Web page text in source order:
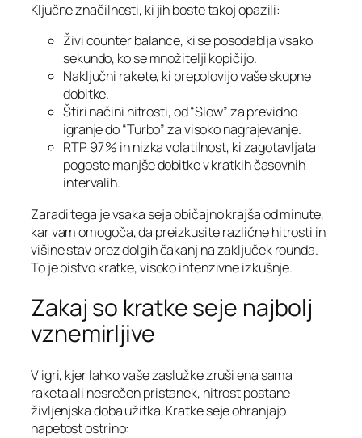
Ključne značilnosti, ki jih boste takoj opazili:
Živi counter balance, ki se posodablja vsako
sekundo, ko se množitelji kopičijo.
Naključni rakete, ki prepolovijo vaše skupne
dobitke.
Štiri načini hitrosti, od “Slow” za previdno
igranje do “Turbo” za visoko nagrajevanje.
RTP 97 % in nizka volatilnost, ki zagotavljata
pogoste manjše dobitke v kratkih časovnih
intervalih.
Zaradi tega je vsaka seja običajno krajša od minute,
kar vam omogoča, da preizkusite različne hitrosti in
višine stav brez dolgih čakanj na zaključek rounda.
To je bistvo kratke, visoko intenzivne izkušnje.
Zakaj so kratke seje najbolj
vznemirljive
V igri, kjer lahko vaše zaslužke zruši ena sama
raketa ali nesrečen pristanek, hitrost postane
življenjska doba užitka. Kratke seje ohranjajo
napetost ostrino: